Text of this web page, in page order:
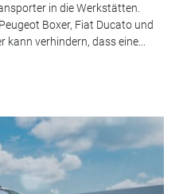
in die Werkstätten.
Boxer, Fiat Ducato und
verhindern, dass eine...